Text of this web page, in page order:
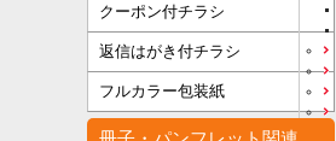
クーポン付チラシ
返信はがき付チラシ
フルカラー包装紙